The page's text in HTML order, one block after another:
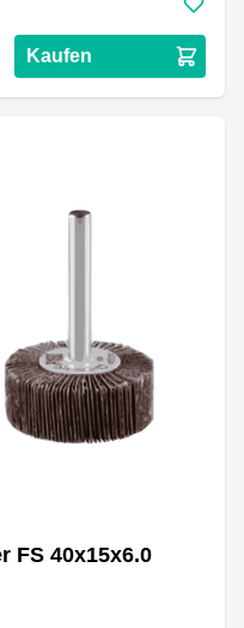
Kaufen
FS 40x15x6.0